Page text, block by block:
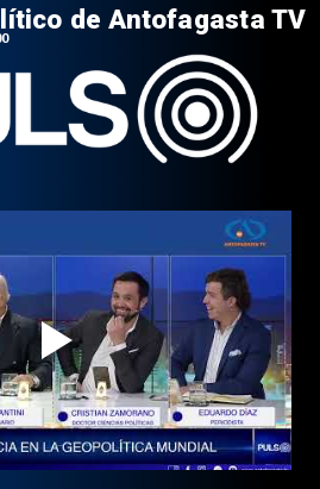
de Antofagasta TV